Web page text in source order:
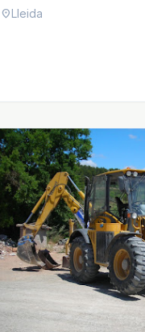
location_onLleida